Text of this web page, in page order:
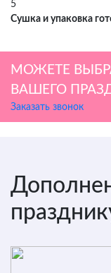
5
Сушка и упаковка
МОЖЕТЕ
ВАШЕГО
Заказать звонок